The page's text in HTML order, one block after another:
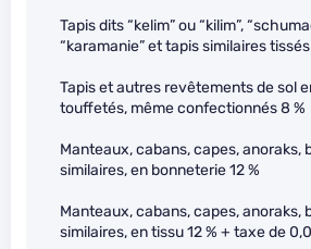
Tapis dits “kelim” ou “kilim”,
“karamanie” et tapis similaires
Tapis et autres revêtements de sol
touffetés, même confectionnés 8 %
Manteaux, cabans, capes, anoraks,
similaires, en bonneterie 12 %
Manteaux, cabans, capes, anoraks,
similaires, en tissu 12 % + taxe de